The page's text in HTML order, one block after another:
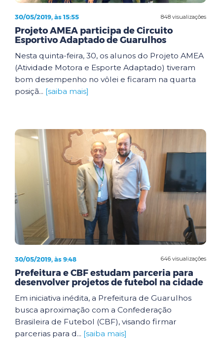
848 visualizações
30/05/2019, às 15:55
Projeto AMEA participa de Circuito
Esportivo Adaptado de Guarulhos
Nesta quinta-feira, 30, os alunos do Projeto AMEA
(Atividade Motora e Esporte Adaptado) tiveram
bom desempenho no vôlei e ficaram na quarta
posiçã... [saiba mais]
646 visualizações
30/05/2019, às 9:48
Prefeitura e CBF estudam parceria para
desenvolver projetos de futebol na cidade
Em iniciativa inédita, a Prefeitura de Guarulhos
busca aproximação com a Confederação
Brasileira de Futebol (CBF), visando firmar
parcerias para d... [saiba mais]